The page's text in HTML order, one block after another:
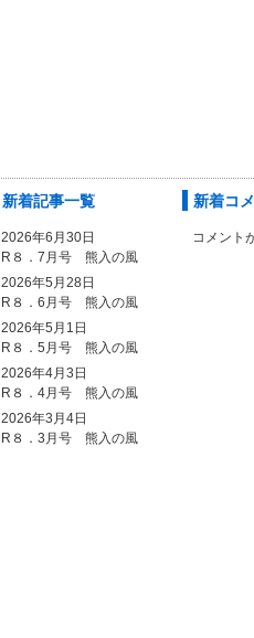
新着記事一覧
2026年6月30日
R８．7月号 熊入の風
2026年5月28日
R８．6月号 熊入の風
2026年5月1日
R８．5月号 熊入の風
2026年4月3日
R８．4月号 熊入の風
2026年3月4日
R８．3月号 熊入の風
新着コ
コメント